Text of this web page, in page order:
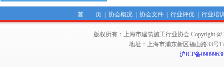
首 页| 协会概况| 协会文件| 行业评优| 行业培
版权所有：上海市建筑施工行业协会 Copyright @
地址：上海市浦东新区福山路33号
沪ICP备